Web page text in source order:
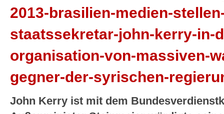
2013-brasilien-medien-
staatssekretar-john-kerry-in-
organisation-von-massiven-
gegner-der-syrischen-
John Kerry ist mit dem